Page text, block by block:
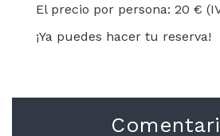
El precio por persona: 20 €
¡Ya puedes hacer tu reserva!